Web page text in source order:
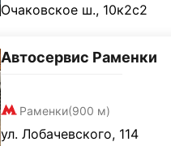
Очаковское ш., 10к2с2
Автосервис Раменки
Раменки(900 м)
ул. Лобачевского, 114